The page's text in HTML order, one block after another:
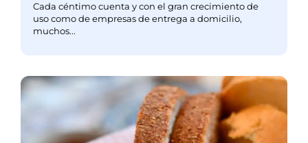
Cada céntimo cuenta y con el gran crecimiento de
uso como de empresas de entrega a domicilio,
muchos...